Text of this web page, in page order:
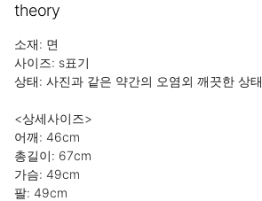
theory
소재: 면
사이즈: s표기
상태: 사진과 같은 약간의 오염외 깨끗한 상태
<상세사이즈>
어깨: 46cm
총길이: 67cm
가슴: 49cm
팔: 49cm